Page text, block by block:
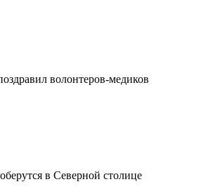
волонтеров-медиков
в Северной столице